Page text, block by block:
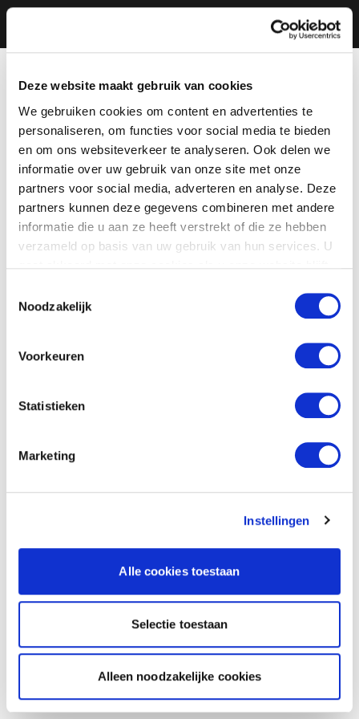
Deze website maakt gebruik van cookies
We gebruiken cookies om content en advertenties te
personaliseren, om functies voor social media te bieden
en om ons websiteverkeer te analyseren. Ook delen we
informatie over uw gebruik van onze site met onze
partners voor social media, adverteren en analyse. Deze
partners kunnen deze gegevens combineren met andere
informatie die u aan ze heeft verstrekt of die ze hebben
verzameld op basis van uw gebruik van hun services. U
Noodzakelijk
Voorkeuren
Statistieken
Marketing
Instellingen
Alle cookies toestaan
Selectie toestaan
Alleen noodzakelijke cookies